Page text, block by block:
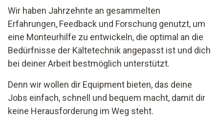
Wir haben Jahrzehnte an gesammelten
Erfahrungen, Feedback und Forschung genutzt, um
eine Monteurhilfe zu entwickeln, die optimal an die
Bedürfnisse der Kältetechnik angepasst ist und dich
bei deiner Arbeit bestmöglich unterstützt.
Denn wir wollen dir Equipment bieten, das deine
Jobs einfach, schnell und bequem macht, damit dir
keine Herausforderung im Weg steht.